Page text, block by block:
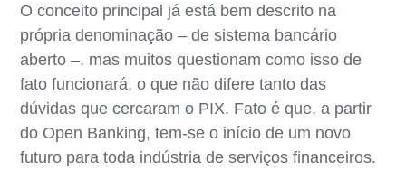
O conceito principal já está bem descrito na
própria denominação – de sistema bancário
aberto –, mas muitos questionam como isso de
fato funcionará, o que não difere tanto das
dúvidas que cercaram o PIX. Fato é que, a partir
do Open Banking, tem-se o início de um novo
futuro para toda indústria de serviços financeiros.